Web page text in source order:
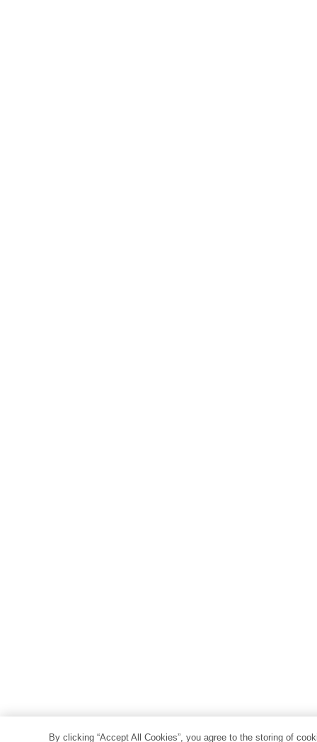
By clicking “Accept All Cookies”, you agree to the storing of